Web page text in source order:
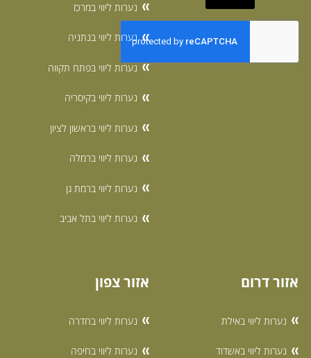
נערות ליווי במרכז
נערות ליווי בנתניה
נערות ליווי בפתח תקווה
נערות ליווי בקיסריה
נערות ליווי בראשון לציון
נערות ליווי ברמלה
נערות ליווי ברמת גן
נערות ליווי בתל אביב
אזור דרום
נערות ליווי באילת
נערות ליווי באשדוד
אזור צפון
נערות ליווי בחדרה
נערות ליווי בחיפה